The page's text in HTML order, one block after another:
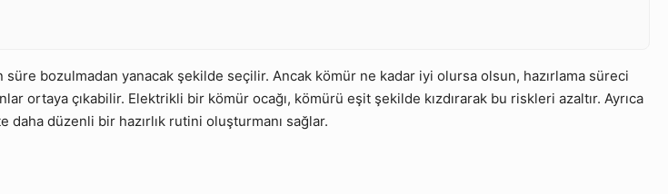
süre bozulmadan yanacak şekilde seçilir. Ancak kömür ne kadar iyi olursa olsun, hazırlama süreci
ortaya çıkabilir. Elektrikli bir kömür ocağı, kömürü eşit şekilde kızdırarak bu riskleri azaltır. Ayrıca
daha düzenli bir hazırlık rutini oluşturmanı sağlar.